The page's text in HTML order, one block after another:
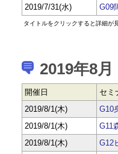
2019/7/31(水) G09
タイトルをクリックすると詳細が
2019年8月
開催日
セミ
2019/8/1(木)
G10
2019/8/1(木)
G11
2019/8/1(木)
G12